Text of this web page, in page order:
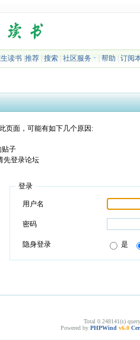
读书| 推荐| 搜索| 社区服务 帮助 订阅
页面，可能有如下几个原因:
贴子
先登录论坛
登录
用户名
密码
隐身登录 是
Total 0.248141(s)
Powered by PHPWind v6.0